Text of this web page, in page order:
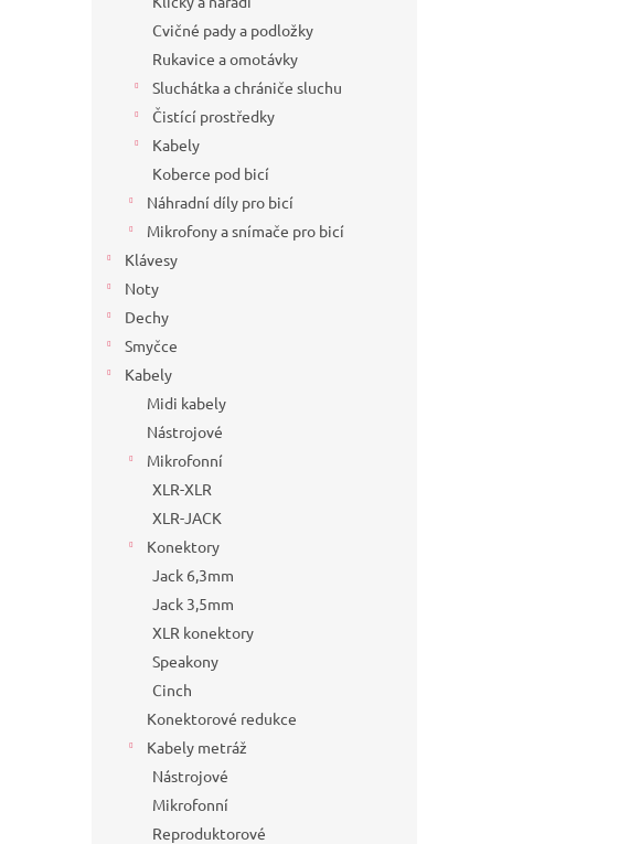
Cvičné pady a podložky
Rukavice a omotávky
Sluchátka a chrániče sluchu
Čistící prostředky
Kabely
Koberce pod bicí
Náhradní díly pro bicí
Mikrofony a snímače pro bicí
Klávesy
Noty
Dechy
Smyčce
Kabely
Midi kabely
Nástrojové
Mikrofonní
XLR-XLR
XLR-JACK
Konektory
Jack 6,3mm
Jack 3,5mm
XLR konektory
Speakony
Cinch
Konektorové redukce
Kabely metráž
Nástrojové
Mikrofonní
Reproduktorové